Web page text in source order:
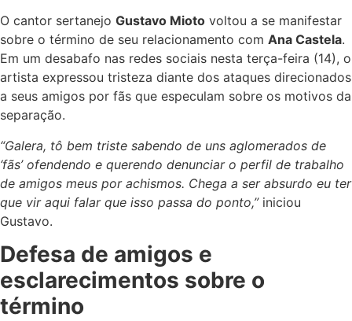
O cantor sertanejo Gustavo Mioto voltou a se manifestar
sobre o término de seu relacionamento com Ana Castela.
Em um desabafo nas redes sociais nesta terça-feira (14), o
artista expressou tristeza diante dos ataques direcionados
a seus amigos por fãs que especulam sobre os motivos da
separação.
“Galera, tô bem triste sabendo de uns aglomerados de
‘fãs’ ofendendo e querendo denunciar o perfil de trabalho
de amigos meus por achismos. Chega a ser absurdo eu ter
que vir aqui falar que isso passa do ponto,”iniciou
Gustavo.
Defesa de amigos e
esclarecimentos sobre o
término